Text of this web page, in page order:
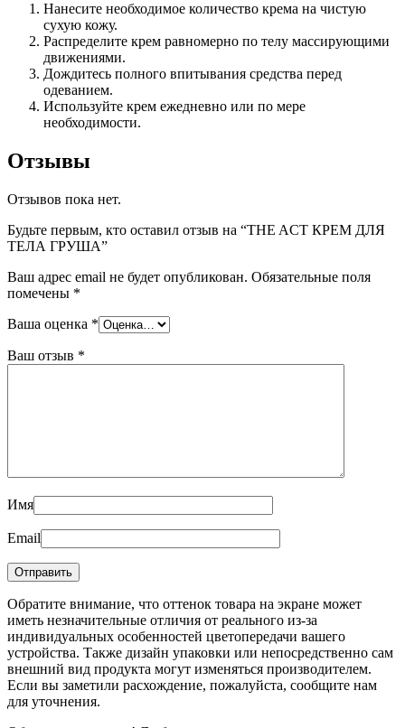
Нанесите необходимое количество крема на чистую
сухую кожу.
Распределите крем равномерно по телу массирующими
движениями.
Дождитесь полного впитывания средства перед
одеванием.
Используйте крем ежедневно или по мере
необходимости.
Отзывы
Отзывов пока нет.
Будьте первым, кто оставил отзыв на “THE ACT КРЕМ ДЛЯ
ТЕЛА ГРУША”
Ваш адрес email не будет опубликован. Обязательные поля
помечены *
Ваша оценка *
Ваш отзыв *
Имя
Email
Обратите внимание, что оттенок товара на экране может
иметь незначительные отличия от реального из-за
индивидуальных особенностей цветопередачи вашего
устройства. Также дизайн упаковки или непосредственно сам
внешний вид продукта могут изменяться производителем.
Если вы заметили расхождение, пожалуйста, сообщите нам
для уточнения.